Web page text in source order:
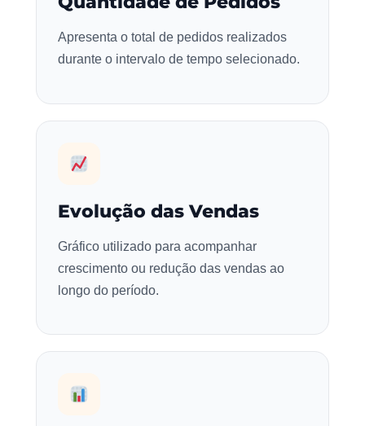
Apresenta o total de pedidos realizados
durante o intervalo de tempo selecionado.
Evolução das Vendas
Gráfico utilizado para acompanhar
crescimento ou redução das vendas ao
longo do período.